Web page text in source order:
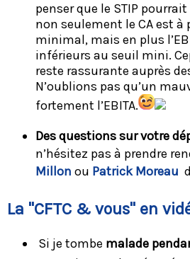
penser que le STIP
non seulement le CA est à
minimal, mais en plus
inférieurs au seuil mini.
reste rassurante auprès
N’oublions pas qu’un
fortement l’EBITA.
Des questions sur votre
n’hésitez pas à prendre
Millon ou Patrick Moreau
La "CFTC & vous" en
Si je tombe malade